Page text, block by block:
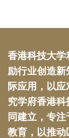
Text
Area
香港科技大
励行业创造
际应用，以
究学府香港
同建立，专
教育，以推